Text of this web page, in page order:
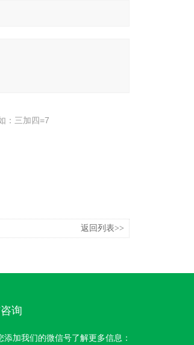
：三加四=7
返回列表>>
询
添加我们的微信号了解更多信息：